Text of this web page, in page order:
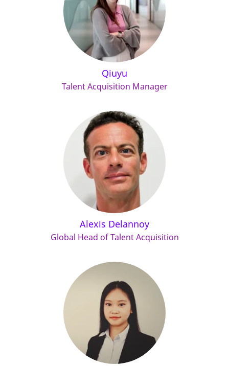
Qiuyu
Talent Acquisition Manager
Alexis Delannoy
Global Head of Talent Acquisition